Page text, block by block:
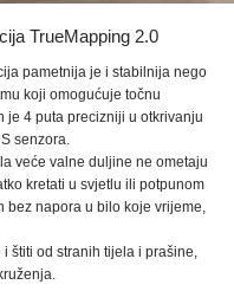
TrueMapping 2.0
pametnija je i stabilnija nego
koji omogućuje točnu
je 4 puta precizniji u otkrivanju
senzora.
veće valne duljine ne ometaju
kretati u svjetlu ili potpunom
bez napora u bilo koje vrijeme,
štiti od stranih tijela i prašine,